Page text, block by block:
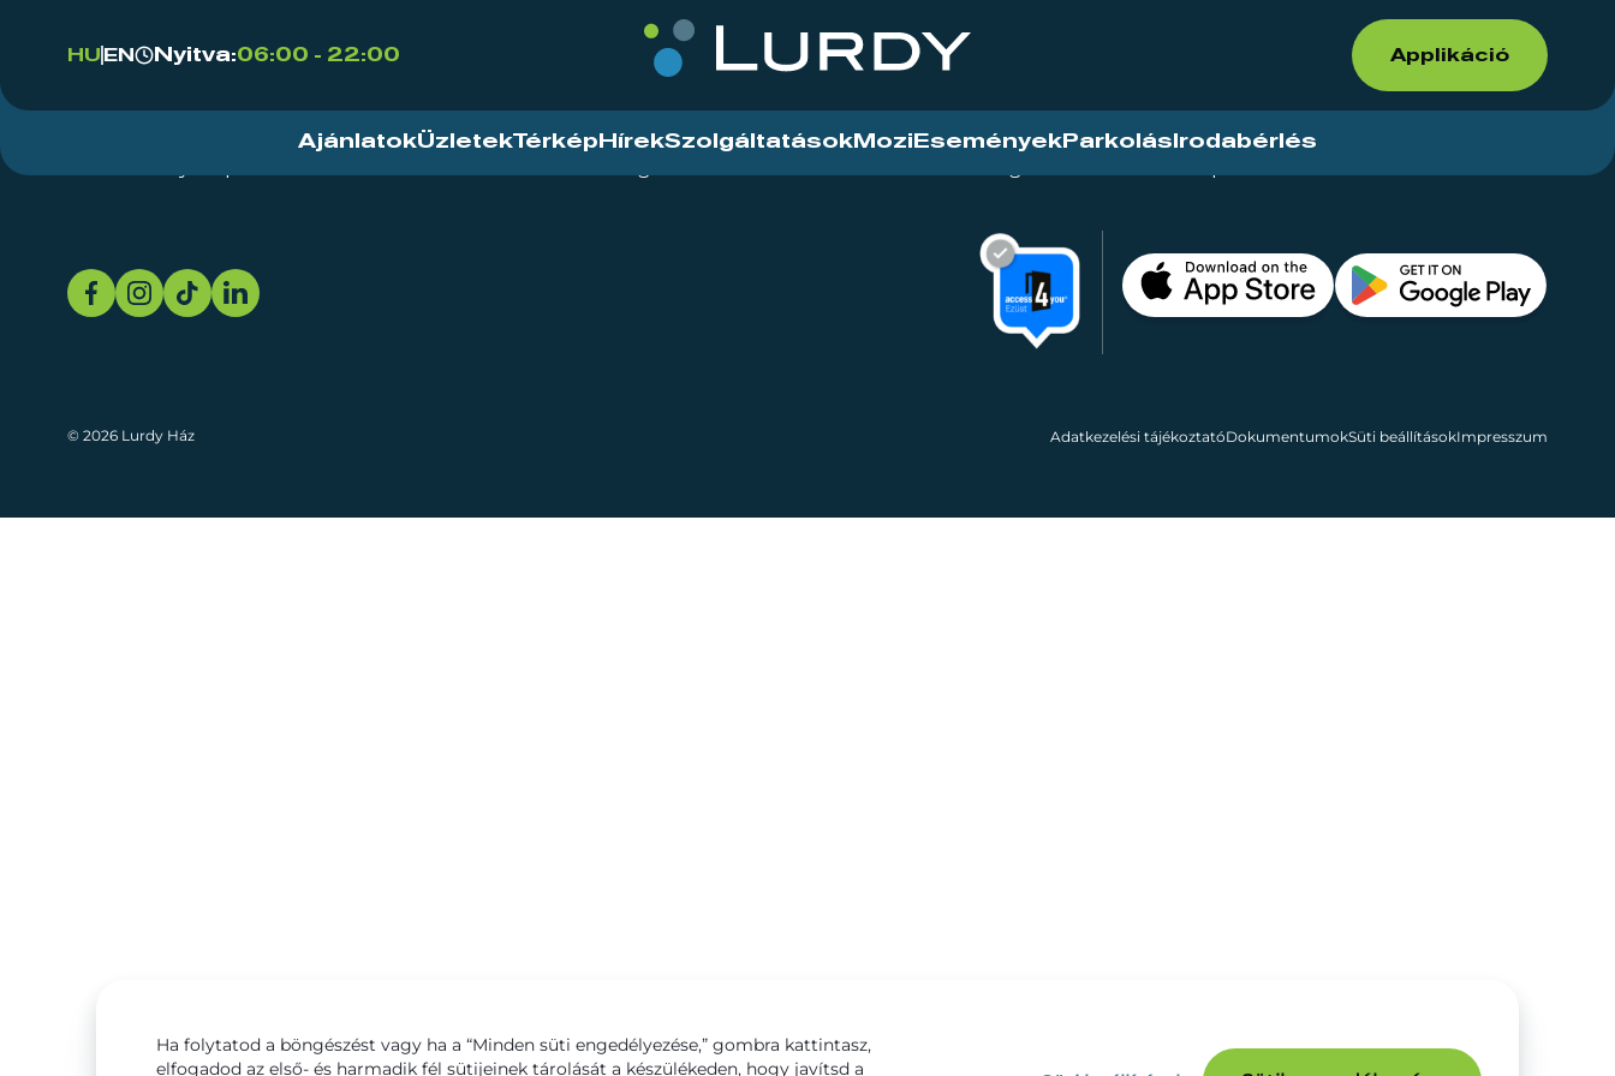
HU EN Nyitva:06:00 - 22:00 Applikáció
AjánlatokÜzletekTérkép HírekSzolgáltatások Mozi Események Parkolás Irodabérlés
© 2026 Lurdy Ház Adatkezelési tájékoztatóDokumentumokSüti beállításokImpresszum
Ha folytatod a böngészést vagy ha a “Minden süti engedélyezése,” gombra kattintasz,
elfogadod az első- és harmadik fél sütijeinek tárolását a készülékeden, hogy javítsd a